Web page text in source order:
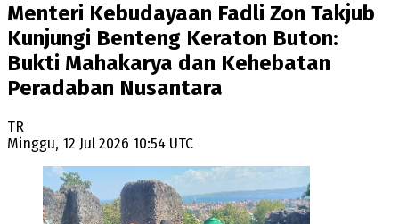
Menteri Kebudayaan Fadli Zon Takjub
Kunjungi Benteng Keraton Buton:
Bukti Mahakarya dan Kehebatan
Peradaban Nusantara
TR
Minggu, 12 Jul 2026 10:54 UTC